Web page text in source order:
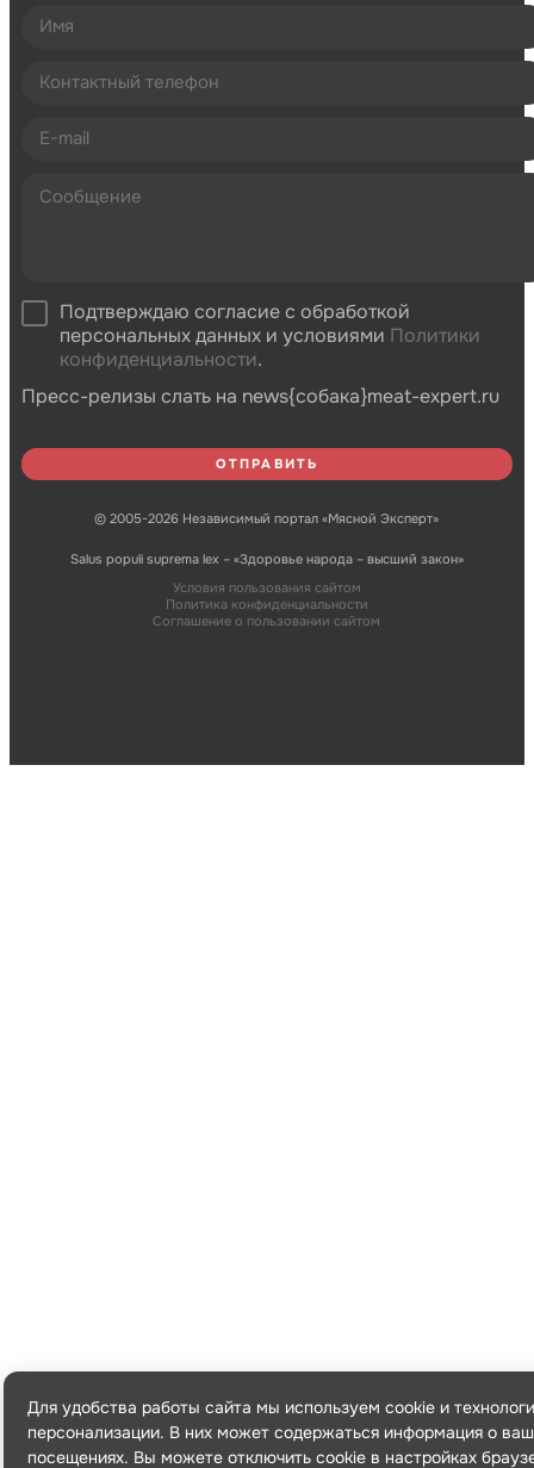
Подтверждаю согласие с обработкой
персональных данных и условиями Политики
конфиденциальности.
Пресс-релизы слать на news{собака}meat-expert.ru
© 2005-2026 Независимый портал «Мясной Эксперт»
Salus populi suprema lex – «Здоровье народа – высший закон»
Условия пользования сайтом
Политика конфиденциальности
Соглашение о пользовании сайтом
Для удобства работы сайта мы используем cookie и
персонализации. В них может содержаться информация о
посещениях. Вы можете отключить cookie в настройках